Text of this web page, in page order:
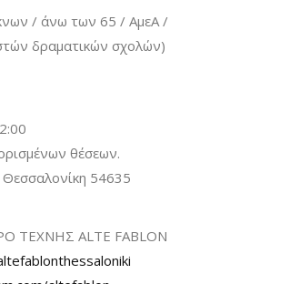
/ άνω των 65 / ΑμεΑ /
δραματικών σχολών)
θέσεων.
54635
ALTE FABLON